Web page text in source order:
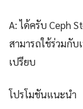
A: ได้ครับ Ceph
สามารถใช้ร่วมกับ
เปรียบ
โปรโมชันแนะนำ